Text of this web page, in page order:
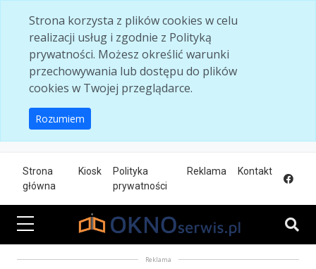
Strona korzysta z plików cookies w celu
realizacji usług i zgodnie z Polityką
prywatności. Możesz określić warunki
przechowywania lub dostępu do plików
cookies w Twojej przeglądarce.
Rozumiem
Strona
główna
Kiosk
Polityka
prywatności
Reklama Kontakt
Reklama